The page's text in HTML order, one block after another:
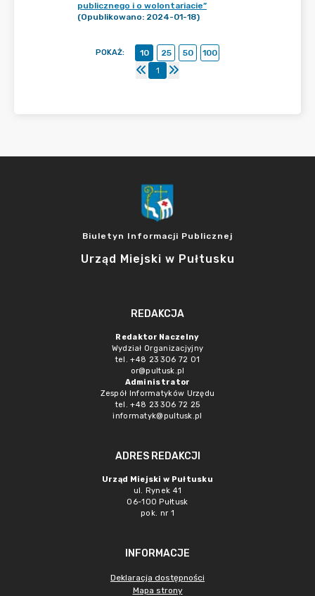
publicznego i o wolontariacie”
(Opublikowano: 2024-01-18)
POKAŻ: 10 25 50
100
1
Biuletyn Informacji Publicznej
Urząd Miejski w Pułtusku
REDAKCJA
Redaktor Naczelny
Wydział Organizacjyjny
tel. +48 23 306 72 01
or@pultusk.pl
Administrator
Zespół Informatyków Urzędu
tel. +48 23 306 72 25
informatyk@pultusk.pl
ADRES REDAKCJI
Urząd Miejski w Pułtusku
ul. Rynek 41
06-100 Pułtusk
pok. nr 1
INFORMACJE
Deklaracja dostępności
Mapa strony